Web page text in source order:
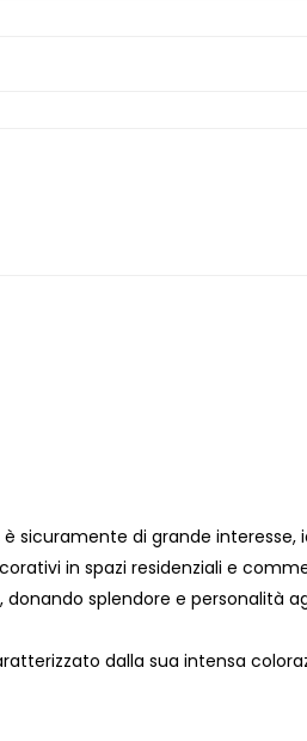
sicuramente di grande interesse,
in ​​spazi residenziali e
splendore e personalità
dalla sua intensa